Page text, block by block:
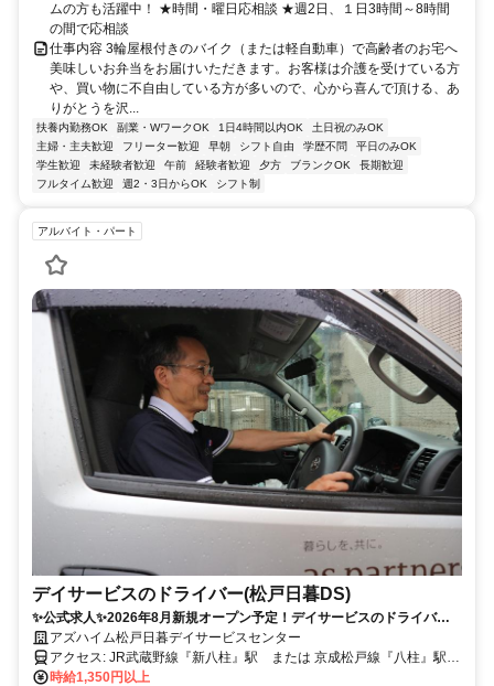
ムの方も活躍中！ ★時間・曜日応相談 ★週2日、１日3時間～8時間
の間で応相談
仕事内容 3輪屋根付きのバイク（または軽自動車）で高齢者のお宅へ
美味しいお弁当をお届けいただきます。お客様は介護を受けている方
や、買い物に不自由している方が多いので、心から喜んで頂ける、あ
りがとうを沢...
扶養内勤務OK 副業・WワークOK 1日4時間以内OK
土日祝のみOK
主婦・主夫歓迎
フリーター歓迎 早朝 シフト自由 学歴不問
平日のみOK
学生歓迎
未経験者歓迎 午前 経験者歓迎 夕方 ブランクOK
長期歓迎
フルタイム歓迎
週2・3日からOK シフト制
アルバイト・パート
デイサービスのドライバー(松戸日暮DS)
✨公式求人✨2026年8月新規オープン予定！デイサービスのドライバー
募集◎安全運転第一の方歓迎！普通運転免許保有でOK◎(AT限定可)
アズハイム松戸日暮デイサービスセンター
アクセス: JR武蔵野線『新八柱』駅 または 京成松戸線『八柱』駅よ
りとほ8分
時給1,350円以上